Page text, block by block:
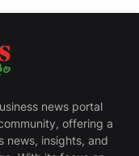
news portal
offering a
news, insights, and